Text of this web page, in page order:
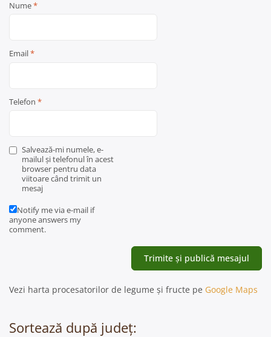
Nume*
Email*
Telefon *
Salvează-mi numele, e-
mailul și telefonul în acest
browser pentru data
viitoare când trimit un
mesaj
Notify me via e-mail if
anyone answers my
comment.
Vezi harta procesatorilor de legume și fructe pe Google Maps
Sortează după județ: